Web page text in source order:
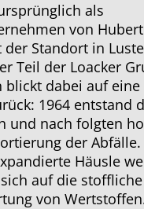
als
von
Standort in
Teil der Loacker
blickt dabei auf eine
1964 entstand
und nach folgten
der
Häusle
auf die stoffliche
von